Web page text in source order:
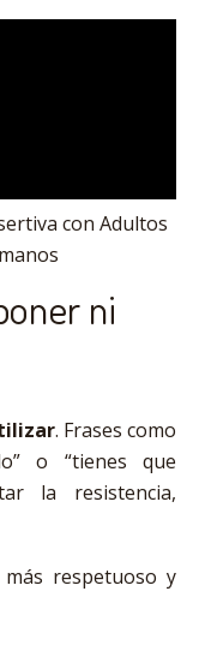
con Adultos
ni
. Frases como
o “tienes que
la resistencia,
respetuoso y